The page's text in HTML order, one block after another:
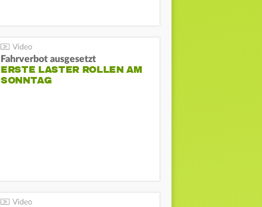
Fahrverbot ausgesetzt
ERSTE LASTER ROLLEN AM
SONNTAG